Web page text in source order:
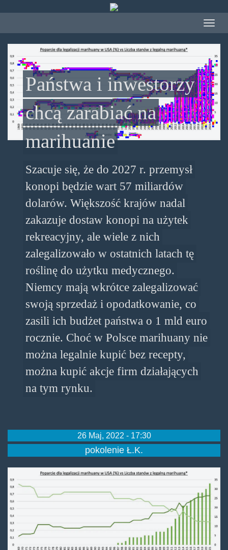
treści
Toggle
Państwa i inwestorzy
chcą zarabiać na
marihuanie
Szacuje się, że do 2027 r. przemysł
konopi będzie wart 57 miliardów
dolarów. Większość krajów nadal
zakazuje dostaw konopi na użytek
rekreacyjny, ale wiele z nich
zalegalizowało w ostatnich latach tę
roślinę do użytku medycznego.
Niemcy mają wkrótce zalegalizować
swoją sprzedaż i opodatkowanie, co
zasili ich budżet państwa o 1 mld euro
rocznie. Choć w Polsce marihuany nie
można legalnie kupić bez recepty,
można kupić akcje firm działających
na tym rynku.
26 Maj, 2022 - 17:30
pokolenie Ł.K.
poparciedlalegalizacji.jpg